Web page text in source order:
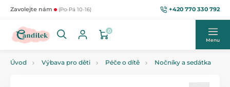
Zavolejte nám (Po-Pá 10-16) +420 770 330 792
0
Menu
Úvod Výbava pro děti Péče o dítě Nočníky a sedátka